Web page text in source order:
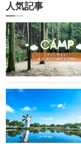
人気記事